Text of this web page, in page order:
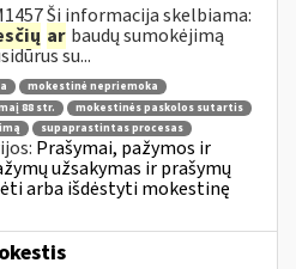
Ši informacija skelbiama:
ar baudų sumokėjimą
su...
mokestinė nepriemoka
88 str.
mokestinės paskolos sutartis
supaprastintas procesas
Prašymai, pažymos ir
užsakymas ir prašymų
arba išdėstyti mokestinę